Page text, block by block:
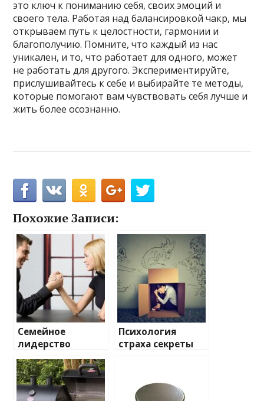
это ключ к пониманию себя, своих эмоций и
своего тела. Работая над балансировкой чакр, мы
открываем путь к целостности, гармонии и
благополучию. Помните, что каждый из нас
уникален, и то, что работает для одного, может
не работать для другого. Экспериментируйте,
прислушивайтесь к себе и выбирайте те методы,
которые помогают вам чувствовать себя лучше и
жить более осознанно.
Похожие Записи:
Семейное
лидерство
психология
эффективного
взаимодействия
с близкими
Психология
страха секреты
сильными
фобиями